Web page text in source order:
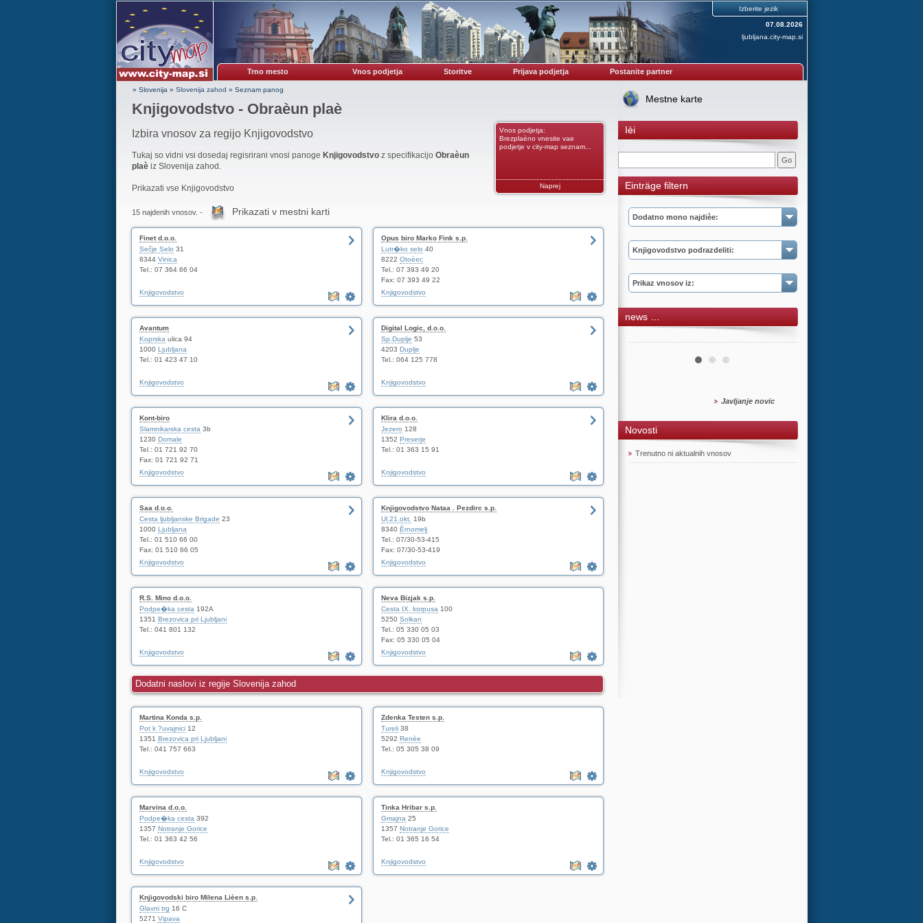
Izberite jezik
07.08.2026
ljubljana.city-map.si
Trno mesto Vnos podjetja Storitve Prijava podjetja Postanite partner
» Slovenija » Slovenija zahod » Seznam panog
Knjigovodstvo - Obraèun plaè
Izbira vnosov za regijo Knjigovodstvo
Vnos podjetja:
Brezplaèno vnesite vae
podjetje v city-map seznam...
Naprej
Tukaj so vidni vsi dosedaj regisrirani vnosi panoge Knjigovodstvoz specifikacijo Obraèun
plaèiz Slovenija zahod.
Prikazati vse Knjigovodstvo
15 najdenih vnosov. - Prikazati v mestni karti
Finet d.o.o.
Sečje Selo 31
8344 Vinica
Tel.: 07 364 66 04
Knjigovodstvo
Opus biro Marko Fink s.p.
Lutr�ko selo 40
8222 Otoèec
Tel.: 07 393 49 20
Fax: 07 393 49 22
Knjigovodstvo
Avantum
Koprska ulica 94
1000 Ljubljana
Tel.: 01 423 47 10
Knjigovodstvo
Digital Logic, d.o.o.
Sp.Duplje 53
4203 Duplje
Tel.: 064 125 778
Knjigovodstvo
Kont-biro
Slamnikarska cesta 3b
1230 Domale
Tel.: 01 721 92 70
Fax: 01 721 92 71
Knjigovodstvo
Klira d.o.o.
Jezero 128
1352 Preserje
Tel.: 01 363 15 91
Knjigovodstvo
Saa d.o.o.
Cesta ljubljanske Brigade 23
1000 Ljubljana
Tel.: 01 510 66 00
Fax: 01 510 66 05
Knjigovodstvo
Knjigovodstvo Nataa . Pezdirc s.p.
Ul.21.okt.
19b
8340 Èrnomelj
Tel.: 07/30-53-415
Fax: 07/30-53-419
Knjigovodstvo
R.S. Mino d.o.o.
Podpe�ka cesta 192A
1351 Brezovica pri Ljubljani
Tel.: 041 801 132
Knjigovodstvo
Neva Bizjak s.p.
Cesta IX. korpusa 100
5250 Solkan
Tel.: 05 330 05 03
Fax: 05 330 05 04
Knjigovodstvo
Dodatni naslovi iz regije Slovenija zahod
Martina Konda s.p.
Pot k ?uvajnici12
1351 Brezovica pri Ljubljani
Tel.: 041 757 663
Knjigovodstvo
Zdenka Testen s.p.
Tureli38
5292 Renèe
Tel.: 05 305 38 09
Knjigovodstvo
Marvina d.o.o.
Podpe�ka cesta 392
1357 Notranje Gorice
Tel.: 01 363 42 56
Knjigovodstvo
Tinka Hribar s.p.
Gmajna 25
1357 Notranje Gorice
Tel.: 01 365 16 54
Knjigovodstvo
Knjigovodski biro Milena Lièen s.p.
Glavni trg 16 C
5271 Vipava
Mestne karte
Ièi
Einträge filtern
Dodatno mono najdièe:
Knjigovodstvo podrazdeliti:
Prikaz vnosov iz:
news …
Javljanje novic
Novosti
Trenutno ni aktualnih vnosov